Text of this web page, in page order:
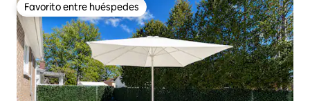
Favorito entre huéspedes
Favorito entre huéspedes